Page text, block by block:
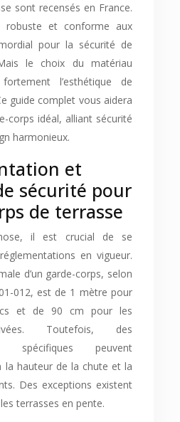
sont recensés en France.
robuste et conforme aux
pour la sécurité de
le choix du matériau
l’esthétique de
guide complet vous aidera
corps idéal, alliant sécurité
harmonieux.
et
sécurité pour
de terrasse
il est crucial de se
en vigueur.
d’un garde-corps, selon
012, est de 1 mètre pour
et de 90 cm pour les
Toutefois, des
spécifiques peuvent
la hauteur de la chute et la
Des exceptions existent
terrasses en pente.